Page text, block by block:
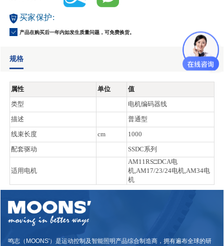
买家保护:
产品在购买后一年内如发生质量问题，可免费换货。
规格
属性 单位
值
类型
电机编码器线
描述
普通型
线束长度
cm
1000
配套驱动
SSDC系列
适用电机
AM11RS□DCA电
机,AM17/23/24电机,AM34电
机
鸣志（MOONS'）是运动控制及智能照明产品综合制造商，拥有遍布全球的研